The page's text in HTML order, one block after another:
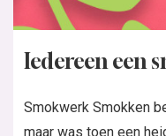
Iedereen een
Smokwerk Smokken
maar was toen een